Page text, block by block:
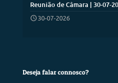
Reunião de Câmara | 30-07-
30-07-2026
Deseja falar connosco?